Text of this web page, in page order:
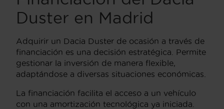
Duster en Madrid
Adquirir un Dacia Duster de ocasión a través de
financiación es una decisión estratégica. Permite
gestionar la inversión de manera flexible,
adaptándose a diversas situaciones económicas.
La financiación facilita el acceso a un vehículo
con una amortización tecnológica ya iniciada.